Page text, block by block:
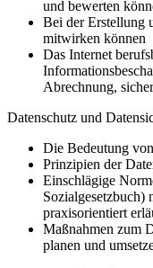
und bewerten
Bei der Erstellung
mitwirken können
Das Internet
Abrechnung,
Datenschutz und
Die Bedeutung
Prinzipien der
Einschlägige
Sozialgesetzbuch)
praxisorientiert
Maßnahmen zum
planen und